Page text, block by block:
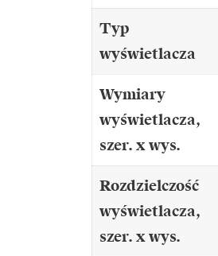
Typ
wyświetlacza
Wymiary
wyświetlacza,
szer. x wys.
Rozdzielczość
wyświetlacza,
szer. x wys.